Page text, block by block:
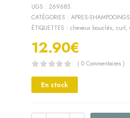
UGS : 269685
CATÉGORIES : APRES-SHAMPOOINGS
ÉTIQUETTES : cheveux bouclés, curl,
12.90€
( 0 Commentaires )
En stock